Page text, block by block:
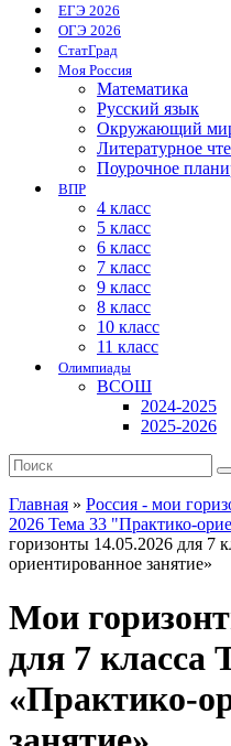
ЕГЭ 2026
ОГЭ 2026
СтатГрад
Моя Россия
Математика
Русский язык
Окружающий
Литературное
Поурочное
ВПР
4 класс
5 класс
6 класс
7 класс
9 класс
8 класс
10 класс
11 класс
Олимпиады
ВСОШ
2024-2025
2025-2026
Главная » Россия - мои
2026 Тема 33 "Практико-
горизонты 14.05.2026 для 7
ориентированное занятие»
Мои
для 7 класса
«Практико-